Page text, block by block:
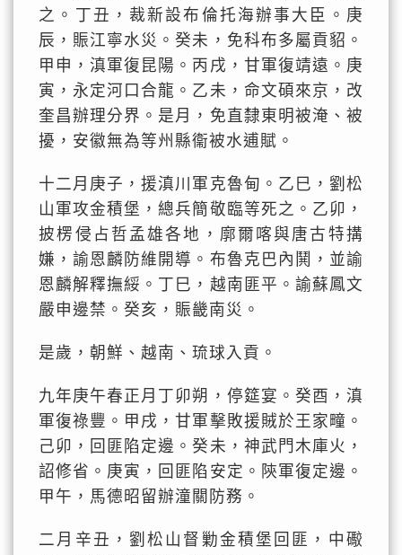
之。丁丑，裁新設布倫托海辦事大臣。庚
辰，賑江寧水災。癸未，免科布多屬貢貂。
甲申，滇軍復昆陽。丙戌，甘軍復靖遠。庚
寅，永定河口合龍。乙未，命文碩來京，改
奎昌辦理分界。是月，免直隸東明被淹、被
擾，安徽無為等州縣衞被水逋賦。
十二月庚子，援滇川軍克魯甸。乙巳，劉松
山軍攻金積堡，總兵簡敬臨等死之。乙卯，
披楞侵占哲孟雄各地，廓爾喀與唐古特搆
嫌，諭恩麟防維開導。布魯克巴內鬨，並諭
恩麟解釋撫綏。丁巳，越南匪平。諭蘇鳳文
嚴申邊禁。癸亥，賑畿南災。
是歲，朝鮮、越南、琉球入貢。
九年庚午春正月丁卯朔，停筵宴。癸酉，滇
軍復祿豐。甲戌，甘軍擊敗援賊於王家疃。
己卯，回匪陷定邊。癸未，神武門木庫火，
詔修省。庚寅，回匪陷安定。陝軍復定邊。
甲午，馬德昭留辦潼關防務。
二月辛丑，劉松山督勦金積堡回匪，中礮